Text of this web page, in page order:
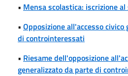
• Mensa scolastica: iscrizione
• Opposizione all'accesso
di controinteressati
• Riesame dell'opposizione
generalizzato da parte di